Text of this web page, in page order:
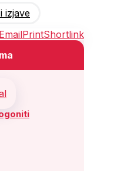
izjave
EmailPrintShortlink